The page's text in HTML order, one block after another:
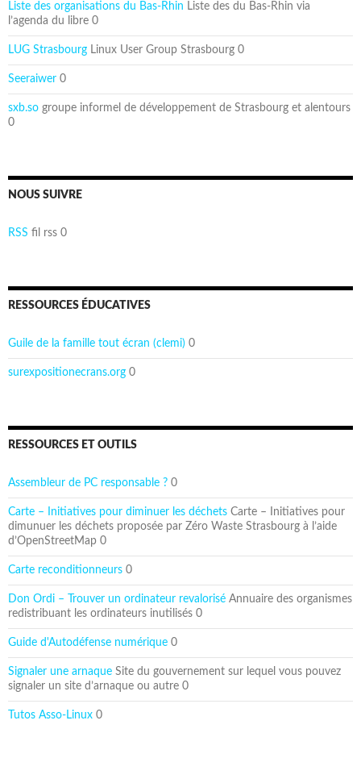
Liste des organisations du Bas-Rhin Liste des du Bas-Rhin via
l’agenda du libre 0
LUG Strasbourg Linux User Group Strasbourg 0
Seeraiwer 0
sxb.so groupe informel de développement de Strasbourg et alentours
0
NOUS SUIVRE
RSS fil rss 0
RESSOURCES ÉDUCATIVES
Guile de la famille tout écran (clemi) 0
surexpositionecrans.org 0
RESSOURCES ET OUTILS
Assembleur de PC responsable ? 0
Carte – Initiatives pour diminuer les déchets Carte – Initiatives pour
dimunuer les déchets proposée par Zéro Waste Strasbourg à l’aide
d’OpenStreetMap 0
Carte reconditionneurs 0
Don Ordi – Trouver un ordinateur revalorisé Annuaire des organismes
redistribuant les ordinateurs inutilisés 0
Guide d'Autodéfense numérique 0
Signaler une arnaque Site du gouvernement sur lequel vous pouvez
signaler un site d’arnaque ou autre 0
Tutos Asso-Linux 0